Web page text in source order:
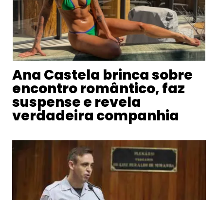
Ana Castela brinca sobre
encontro romântico, faz
suspense e revela
verdadeira companhia